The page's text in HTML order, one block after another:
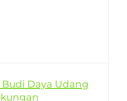
Daya Udang